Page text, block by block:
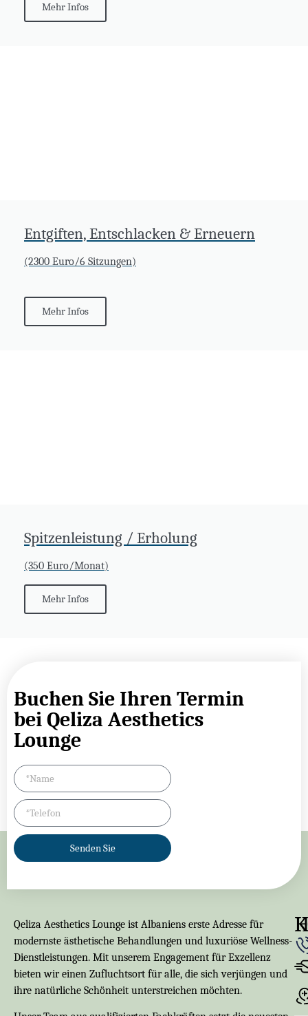
Mehr Infos
Entgiften, Entschlacken & Erneuern
(2300 Euro/6 Sitzungen)
Mehr Infos
Spitzenleistung / Erholung
(350 Euro/Monat)
Mehr Infos
Buchen Sie Ihren Termin
bei Qeliza Aesthetics
Lounge
Senden Sie
Qeliza Aesthetics Lounge ist Albaniens erste Adresse für
modernste ästhetische Behandlungen und luxuriöse Wellness-
Dienstleistungen. Mit unserem Engagement für Exzellenz
bieten wir einen Zufluchtsort für alle, die sich verjüngen und
ihre natürliche Schönheit unterstreichen möchten.